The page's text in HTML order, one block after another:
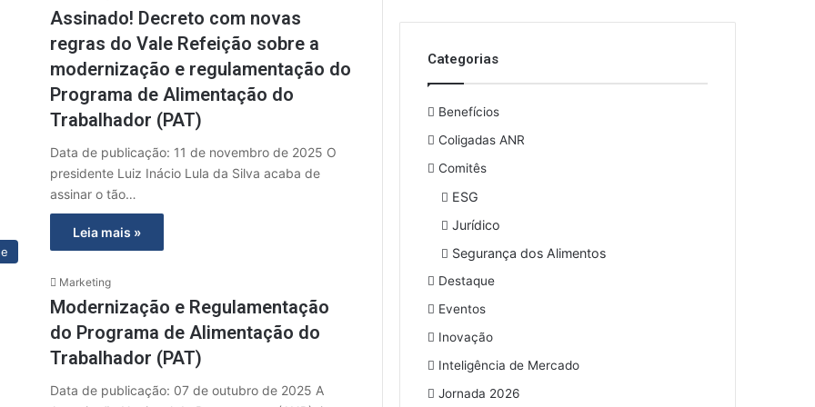
Assinado! Decreto com novas
regras do Vale Refeição sobre a
modernização e regulamentação do
Programa de Alimentação do
Trabalhador (PAT)
Data de publicação: 11 de novembro de 2025 O
presidente Luiz Inácio Lula da Silva acaba de
assinar o tão…
Leia mais »
Marketing
Modernização e Regulamentação
do Programa de Alimentação do
Trabalhador (PAT)
Data de publicação: 07 de outubro de 2025 A
s
u
e
d
e
e
a
i
Categorias
Benefícios
Coligadas ANR
Comitês
ESG
Jurídico
Segurança dos Alimentos
Destaque
Eventos
Inovação
Inteligência de Mercado
Jornada 2026